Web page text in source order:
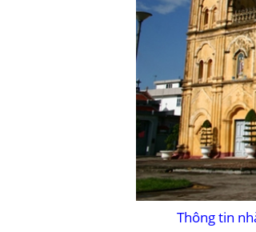
Thông tin